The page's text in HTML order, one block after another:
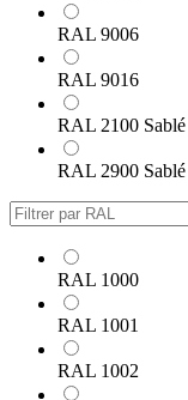
RAL 9006
RAL 9016
RAL 2100 Sablé
RAL 2900 Sablé
RAL 1000
RAL 1001
RAL 1002